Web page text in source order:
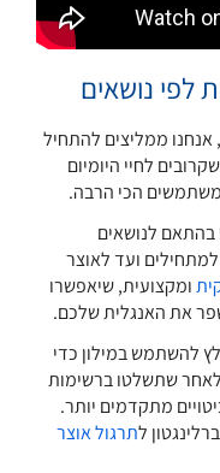
לפי נושאים
ממליצים להתחיל
לחיי היומיום
משתמשים הכי הרבה.
בהתאם לנושאים
למתחילים ועד לאוצר
ומקצועית, שיאפשרו
את האנגלית שלכם.
להשתמש במילון כדי
שתשלטו ברשימות
מתקדמים יותר.
תרגול אוצר